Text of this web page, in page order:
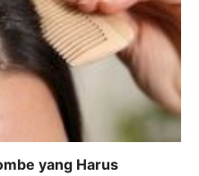
yang Harus